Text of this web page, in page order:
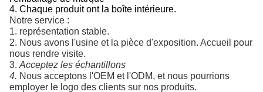
4. Chaque produit ont la boîte intérieure.
Notre service :
1. représentation stable.
2. Nous avons l'usine et la pièce d'exposition. Accueil pour
nous rendre visite.
3. Acceptez les échantillons
4. Nous acceptons l'OEM et l'ODM, et nous pourrions
employer le logo des clients sur nos produits.